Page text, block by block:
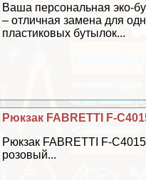
Ваша персональная эко-
– отличная замена для
пластиковых бутылок...
Рюкзак FABRETTI F-
Рюкзак FABRETTI F-
розовый...